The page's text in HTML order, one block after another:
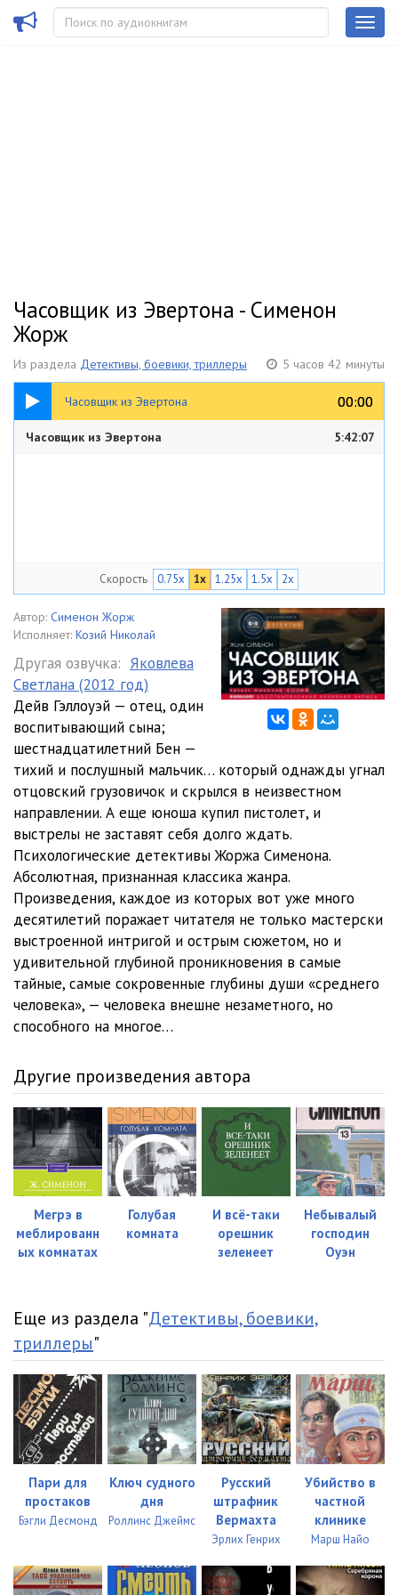
Часовщик из Эвертона - Сименон
Жорж
Из раздела Детективы, боевики, триллеры 5 часов 42 минуты
Часовщик из Эвертона 00:00
00:00
5:42:07
Часовщик из Эвертона 5:42:07
Скорость 0.75x 1x 1.25x 1.5x 2x
Автор: Сименон Жорж
Исполняет: Козий Николай
Другая озвучка: Яковлева
Светлана (2012 год)
Дейв Гэллоуэй — отец, один
воспитывающий сына;
шестнадцатилетний Бен —
тихий и послушный мальчик… который однажды угнал
отцовский грузовичок и скрылся в неизвестном
направлении. А еще юноша купил пистолет, и
выстрелы не заставят себя долго ждать.
Психологические детективы Жоржа Сименона.
Абсолютная, признанная классика жанра.
Произведения, каждое из которых вот уже много
десятилетий поражает читателя не только мастерски
выстроенной интригой и острым сюжетом, но и
удивительной глубиной проникновения в самые
тайные, самые сокровенные глубины души «среднего
человека», — человека внешне незаметного, но
способного на многое…
Другие произведения автора
Мегрэ в
меблированн
ых комнатах
Голубая
комната
И всё-таки
орешник
зеленеет
Небывалый
господин
Оуэн
Еще из раздела "Детективы, боевики,
триллеры"
Пари для
простаков
Бэгли Десмонд
Ключ судного
дня
Роллинс Джеймс
Русский
штрафник
Вермахта
Эрлих Генрих
Убийство в
частной
клинике
Марш Найо